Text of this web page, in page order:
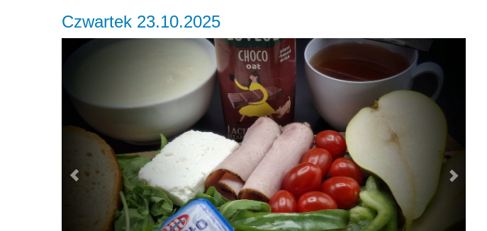
Czwartek 23.10.2025
Previous